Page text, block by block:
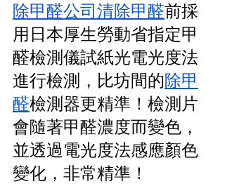
除甲醛公司清除甲醛前採
用日本厚生勞動省指定甲
醛檢測儀試紙光電光度法
進行檢測，比坊間的除甲
醛檢測器更精準！檢測片
會隨著甲醛濃度而變色，
並透過電光度法感應顏色
變化，非常精準！